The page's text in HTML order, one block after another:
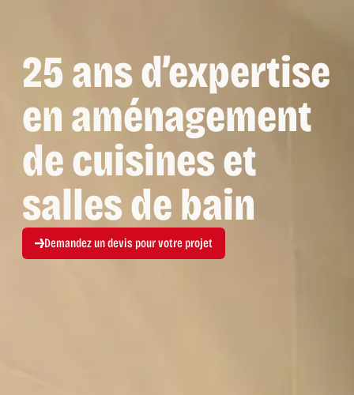
25 ans d’expertise
en aménagement
de cuisines et
salles de bain
Demandez un devis pour votre projet